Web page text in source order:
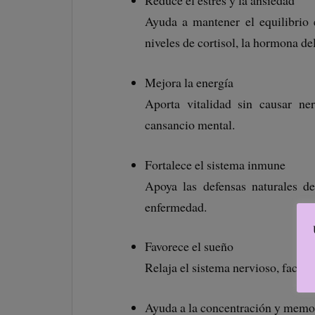
Ayuda a mantener el
niveles de cortisol, la hormona
Mejora la energía
Aporta vitalidad sin causar
cansancio mental.
Fortalece el sistema inmune
Apoya las defensas naturales
enfermedad.
Favorece el sueño
Relaja el sistema nervioso,
Ayuda a la concentración y